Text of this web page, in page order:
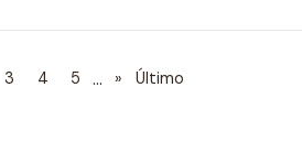
3 4 5 ... » Último